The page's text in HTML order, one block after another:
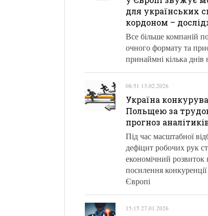
для українських
кордоном –
Все більше компаній
очного формату та
принаймні кілька
08:51 13.02.2026
Україна
Польщею за
прогноз
Під час масштабної
дефіцит робочих рук
економічний розвиток
посилення
Європі
15:15 27.01.2026